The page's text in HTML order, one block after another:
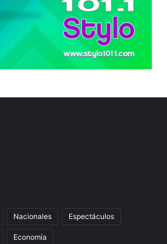
Nacionales Espectáculos
Economía